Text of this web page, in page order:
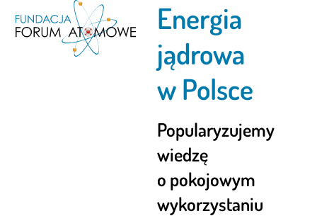
content
Open
mobile
Close
mobile
Energia
jądrowa
w Polsce
Popularyzujemy
wiedzę
o pokojowym
wykorzystaniu